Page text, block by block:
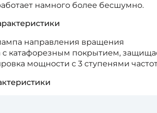
намного более бесшумно.
направления вращения
с катафорезным покрытием,
мощности с 3 ступенями